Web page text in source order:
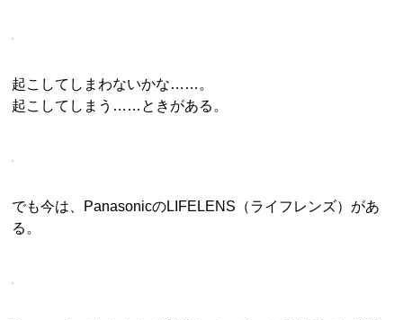
起こしてしまわないかな……。
起こしてしまう……ときがある。
でも今は、PanasonicのLIFELENS（ライフレンズ）があ
る。